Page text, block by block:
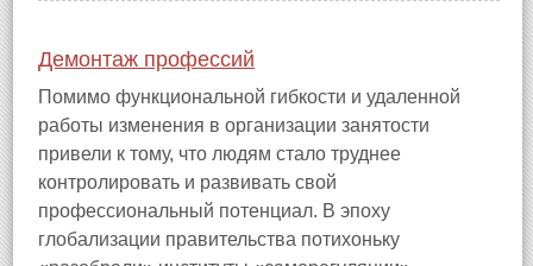
Демонтаж профессий
Помимо функциональной гибкости и удаленной
работы изменения в организации занятости
привели к тому, что людям стало труднее
контролировать и развивать свой
профессиональный потенциал. В эпоху
глобализации правительства потихоньку